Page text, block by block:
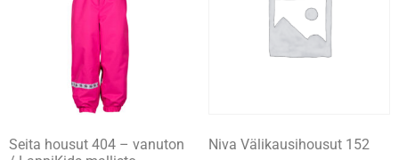
Seita housut 404 – vanuton
Niva Välikausihousut 152